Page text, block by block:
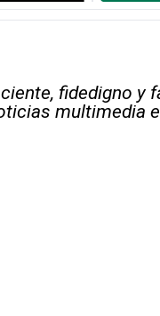
fidedigno y
multimedia